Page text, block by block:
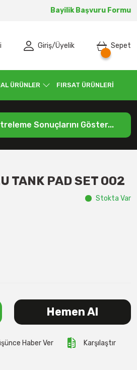
Bayilik Başvuru Formu
Giriş/Üyelik Sepet
ÜRÜNLER FIRSAT ÜRÜNLERİ
Sonuçlarını Göster...
TANK PAD SET 002
Stokta Var
Hemen Al
Haber Ver Karşılaştır